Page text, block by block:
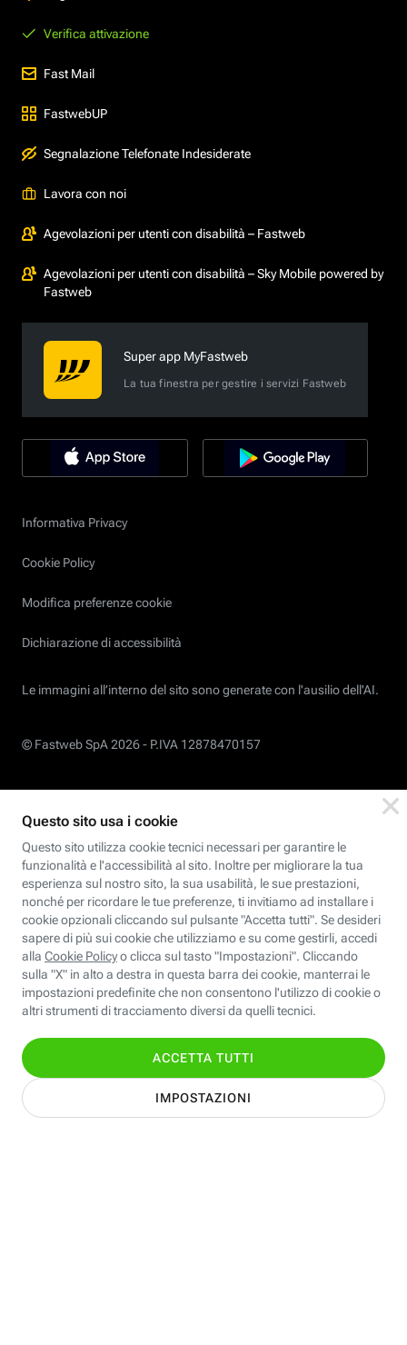
Verifica attivazione
Fast Mail
FastwebUP
Segnalazione Telefonate Indesiderate
Lavora con noi
Agevolazioni per utenti con disabilità – Fastweb
Agevolazioni per utenti con disabilità – Sky Mobile powered by
Fastweb
Super app MyFastweb
La tua finestra per gestire i servizi Fastweb
Informativa Privacy
Cookie Policy
Modifica preferenze cookie
Dichiarazione di accessibilità
Le immagini all’interno del sito sono generate con l'ausilio dell'AI.
© Fastweb SpA 2026 - P.IVA 12878470157